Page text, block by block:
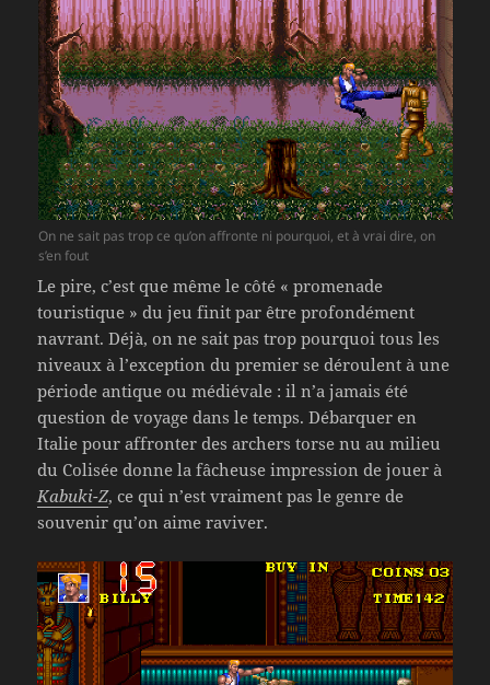
On ne sait pas trop ce qu’on affronte ni pourquoi, et à vrai dire, on
s’en fout
Le pire, c’est que même le côté « promenade
touristique » du jeu finit par être profondément
navrant. Déjà, on ne sait pas trop pourquoi tous les
niveaux à l’exception du premier se déroulent à une
période antique ou médiévale : il n’a jamais été
question de voyage dans le temps. Débarquer en
Italie pour affronter des archers torse nu au milieu
du Colisée donne la fâcheuse impression de jouer à
Kabuki-Z, ce qui n’est vraiment pas le genre de
souvenir qu’on aime raviver.